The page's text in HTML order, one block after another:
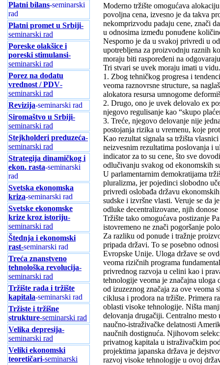
Platni bilans-seminarski
rad
Platni promet u Srbiji-
seminarski rad
Poreske olakšice i
poreski stimulansi-
seminarski rad
Porez na dodatu
vrednost / PDV-
seminarski rad
Revizija-seminarski rad
Siromaštvo u Srbiji-
seminarski rad
Stejkholderi preduzeća-
seminarski rad
Strategija dinamičkog i
ekon. rasta-seminarski
rad
Svetska ekonomska
kriza-seminarski rad
Svetske ekonomske
krize kroz istoriju-
seminarski rad
Štednja i ekonomski
rast-seminarski rad
Treća znanstveno
tehnološka revolucija-
seminarski rad
Tržište rada i tržište
kapitala-seminarski rad
Tržiste i tržišne
strukture-seminarski rad
Velika depresija-
seminarski rad
Veliki ekonomski
teoretičari-seminarski
Moderno tržište omogućava
povoljna cena, izvesno je da takva
nekomprizvodu padaju cene, znači
u odnosima između ponuđene
Nesporno je da u svakoj privredi u
upotrebljena za proizvodnju raznih
moraju biti raspoređeni na
Tri stvari se uvek moraju imati u
1. Zbog tehničkog progresa i
veoma raznovrsne structure, sa
alokatora resursa umnogome
2. Drugo, ono je uvek delovalo ex
njegovo regulisanje kao “skupo
3. Treće, njegovo delovanje nije
postojanja rizika u vremenu, koje
Kao rezultat signala sa tržišta
neizvesnim rezultatima poslovanja i
indicator za to su cene, što sve
odlučivanju svakog od ekonomskih
U parlamentarnim demokratijama
pluralizma, jer pojedinci slobodno
privredi oslobađa državu
sudske i izvršne vlasti. Veruje se da
odluke decentralizovane, njih
Tržište tako omogućava postizanje
istovremeno ne znači pogoršanje
Za razliku od ponude i tražnje
pripada državi. To se posebno
Evropske Unije. Uloga države se
veoma rizičnih programa
privrednog razvoja u celini kao i
tehnologije veoma je značajna uloga
od izuzeznog značaja za ove
ciklusa i prodora na tržište. Primera
oblasti visoke tehnologije. Ništa
delovanja drugačiji. Centralno
naučno-istraživačke delatnosti
naučnih dostignuća. Njihovom
privatnog kapitala u istraživačkim
projektima japanska država je
razvoj visoke tehnologije u ovoj